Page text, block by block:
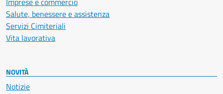
Salute, benessere e assistenza
Servizi Cimiteriali
Vita lavorativa
NOVITÀ
Notizie